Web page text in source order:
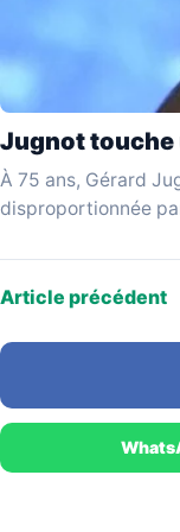
Jugnot touche
À 75 ans, Gérard
disproportionnée
Article précédent